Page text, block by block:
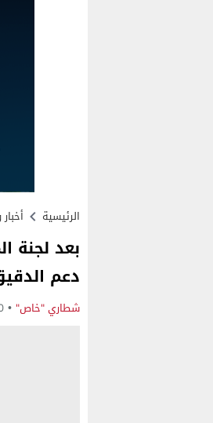
الرئيسية
بعد لجنة
دعم
شطاري "خاص" 30